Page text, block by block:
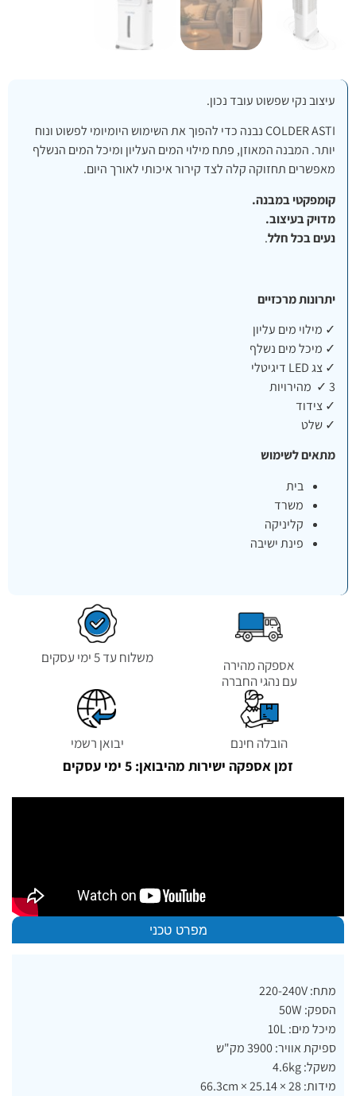
עיצוב נקי שפשוט עובד נכון.
COLDER ASTI נבנה כדי להפוך את השימוש היומיומי לפשוט ונוח
יותר. המבנה המאוזן, פתח מילוי המים העליון ומיכל המים הנשלף
מאפשרים תחזוקה קלה לצד קירור איכותי לאורך היום.
קומפקטי במבנה.
מדויק בעיצוב.
נעים בכל חלל.
יתרונות מרכזיים
✓ מילוי מים עליון
✓ מיכל מים נשלף
✓ צג LED דיגיטלי
3 ✓ מהירויות
✓ צידוד
✓ שלט
מתאים לשימוש
בית
משרד
קליניקה
פינת ישיבה
אספקה מהירה
עם נהגי החברה
משלוח עד 5 ימי עסקים
הובלה חינם יבואן רשמי
זמן אספקה ישירות מהיבואן: 5 ימי עסקים
מפרט טכני
מתח: 220-240V
הספק: 50W
מיכל מים: 10L
ספיקת אוויר: 3900 מק"ש
משקל: 4.6kg
מידות: 28 × 25.14 × 66.3cm